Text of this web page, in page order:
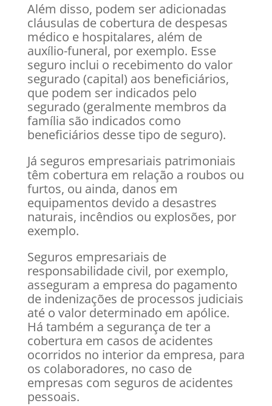
Além disso, podem ser adicionadas
cláusulas de cobertura de despesas
médico e hospitalares, além de
auxílio-funeral, por exemplo. Esse
seguro inclui o recebimento do valor
segurado (capital) aos beneficiários,
que podem ser indicados pelo
segurado (geralmente membros da
família são indicados como
beneficiários desse tipo de seguro).
Já seguros empresariais patrimoniais
têm cobertura em relação a roubos ou
furtos, ou ainda, danos em
equipamentos devido a desastres
naturais, incêndios ou explosões, por
exemplo.
Seguros empresariais de
responsabilidade civil, por exemplo,
asseguram a empresa do pagamento
de indenizações de processos judiciais
até o valor determinado em apólice.
Há também a segurança de ter a
cobertura em casos de acidentes
ocorridos no interior da empresa, para
os colaboradores, no caso de
empresas com seguros de acidentes
pessoais.